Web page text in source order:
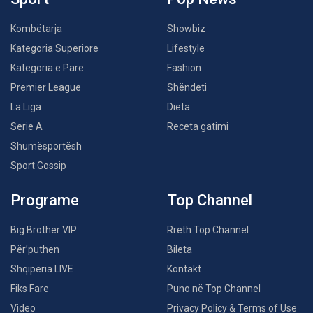
Kombëtarja
Kategoria Superiore
Kategoria e Parë
Premier League
La Liga
Serie A
Shumësportësh
Sport Gossip
Showbiz
Lifestyle
Fashion
Shëndeti
Dieta
Receta gatimi
Programe
Big Brother VIP
Për’puthen
Shqipëria LIVE
Fiks Fare
Video
Top Channel
Rreth Top Channel
Bileta
Kontakt
Puno në Top Channel
Privacy Policy & Terms of Use